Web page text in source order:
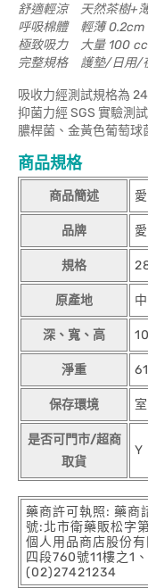
舒適輕涼 天然茶樹+
呼吸棉體 輕薄 0.2cm
極致吸力 大量 100
完整規格 護墊/日用/
吸收力經測試規格為
抑菌力經 SGS 實驗測
膿桿菌、金黃色葡萄球
商品規格
商品簡述
品牌
規格
原產地
深、寬、高
淨重
保存環境
是否可門市/超商
取貨
Y
藥商許可執照: 藥
號:北市衛藥販松字
個人用品商店股份
四段760號11樓之1
(02)27421234